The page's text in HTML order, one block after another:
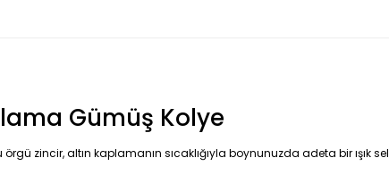
Gümüş Kolye
zincir, altın kaplamanın sıcaklığıyla boynunuzda adeta bir ışık